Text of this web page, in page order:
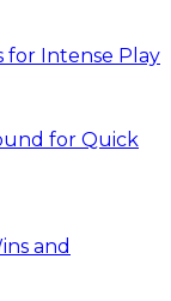
for Intense Play
for Quick
and